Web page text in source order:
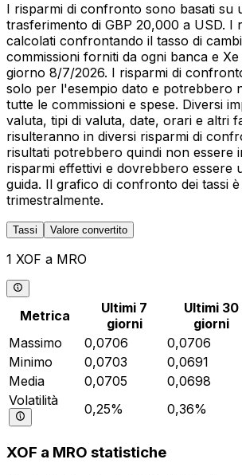
I risparmi di confronto sono basati su
trasferimento di GBP 20,000 a USD. I
calcolati confrontando il tasso di
commissioni forniti da ogni banca e
giorno 8/7/2026. I risparmi di
solo per l'esempio dato e potrebbero
tutte le commissioni e spese. Diversi
valuta, tipi di valuta, date, orari e altri
risulteranno in diversi risparmi di
risultati potrebbero quindi non essere
risparmi effettivi e dovrebbero essere
guida. Il grafico di confronto dei tassi
trimestralmente.
Tassi Valore convertito
1 XOF a MRO
Metrica
Ultimi 7
giorni
Ultimi 30
giorni
Massimo
0,0706 0,0706
Minimo
0,0703 0,0691
Media
0,0705 0,0698
Volatilità
0,25% 0,36%
XOF a MRO statistiche